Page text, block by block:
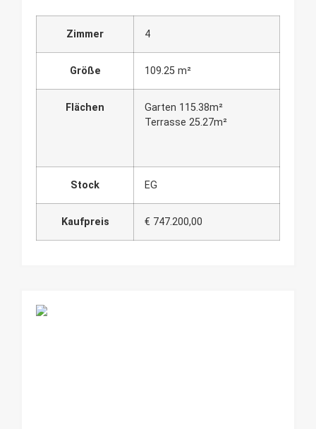
Zimmer 4
Größe 109.25 m²
Flächen
Garten 115.38m²
Terrasse 25.27m²
Stock EG
Kaufpreis € 747.200,00